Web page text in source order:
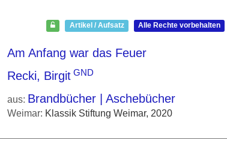
Artikel / Aufsatz Alle Rechte vorbehalten
Am Anfang war das Feuer
Recki, Birgit GND
aus: Brandbücher | Aschebücher
Weimar: Klassik Stiftung Weimar, 2020